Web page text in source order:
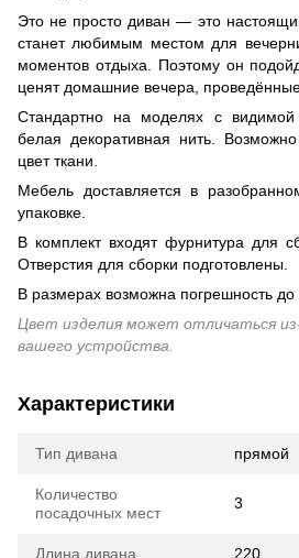
Это не просто диван — это
станет любимым местом для
моментов отдыха. Поэтому он
ценят домашние вечера,
Стандартно на моделях с видимой
белая декоративная нить.
цвет ткани.
Мебель доставляется в
упаковке.
В комплект входят фурнитура для
Отверстия для сборки подготовлены.
В размерах возможна погрешность до
Цвет изделия может отличаться
вашего устройства.
Характеристики
Тип дивана прямой
Количество
посадочных мест
3
Длина дивана 220